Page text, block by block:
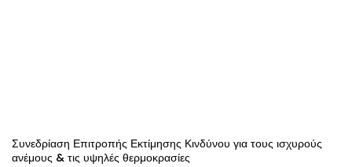
Συνεδρίαση Επιτροπής Εκτίμησης Κινδύνου για τους ισχυρούς
ανέμους & τις υψηλές θερμοκρασίες